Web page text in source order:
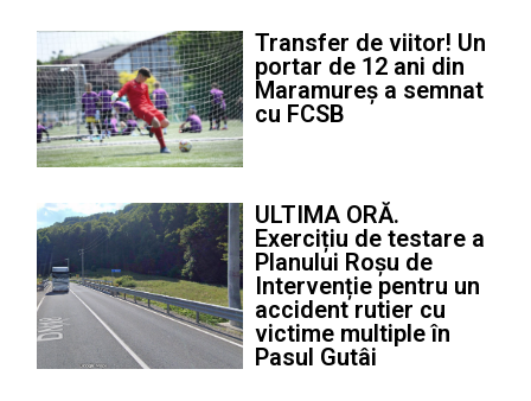
Transfer de viitor! Un
portar de 12 ani din
Maramureș a semnat
cu FCSB
ULTIMA ORĂ.
Exercițiu de testare a
Planului Roșu de
Intervenție pentru un
accident rutier cu
victime multiple în
Pasul Gutâi